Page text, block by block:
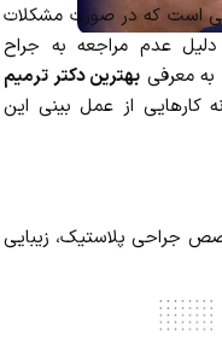
است که در صورت مشکلات
دلیل عدم مراجعه به جراح
به معرفی بهترین دکتر ترمیم
کارهایی از عمل بینی این
جراحی پلاستیک، زیبایی